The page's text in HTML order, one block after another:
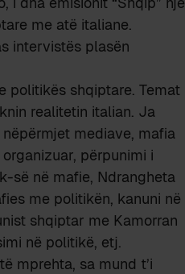
me atë italiane.
intervistës plasën
politikës shqiptare. Temat
realitetin italian. Ja
mediave, mafia
përpunimi i
së në mafie, Ndrangheta
me politikën, kanuni në
shqiptar me Kamorran
në politikë, etj.
mprehta, sa mund t’i